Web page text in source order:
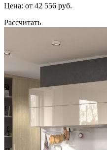
Цена: от 42 556 руб.
Рассчитать